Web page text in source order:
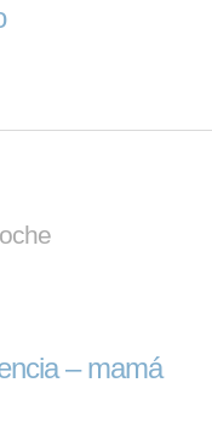
– mamá